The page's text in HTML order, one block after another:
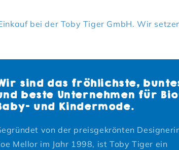
bei der Toby Tiger GmbH. Wir
sind das fröhlichste,
beste Unternehmen für
und Kindermode.
von der preisgekrönten
Mellor im Jahr 1998, ist Toby Tiger ein